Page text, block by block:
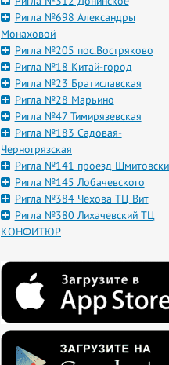
Ригла №698 Александры
Монаховой
Ригла №205 пос.Востряково
Ригла №18 Китай-город
Ригла №23 Братиславская
Ригла №28 Марьино
Ригла №47 Тимирязевская
Ригла №183 Садовая-
Черногрязская
Ригла №141 проезд
Ригла №145 Лобачевского
Ригла №384 Чехова ТЦ Вит
Ригла №380 Лихачевский ТЦ
КОНФИТЮР